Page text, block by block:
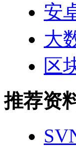
安
大
区
推荐资